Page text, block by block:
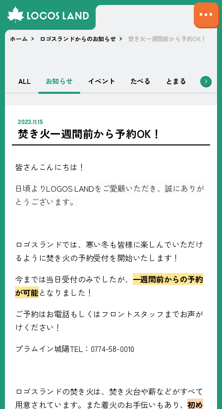
サ
イ
プ
を
ホーム ロゴスランドからのお知らせ 焚き火一週間前から予約OK！
ALL お知らせ イベント たべる とまる あそぶ
焚き火一週間前から予約OK！
2023.11.15
皆さんこんにちは！
日頃よりLOGOS LANDをご愛顧いただき、誠にありが
とうございます。
ロゴスランドでは、寒い冬も皆様に楽しんでいただけ
るように焚き火の予約受付を開始いたします！
今までは当日受付のみでしたが、 一週間前からの予約
が可能となりました！
ご予約はお電話もしくはフロントスタッフまでお声が
けください！
プラムイン城陽TEL：0774-58-0010
ロゴスランドの焚き火は、焚き火台や薪などがすべて
用意されています。また着火のお手伝いもあり、初め